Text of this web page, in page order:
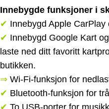
Innebygde funksjoner i
✔ Innebygd Apple CarPlay
✔ Innebygd Google Kart
laste ned ditt favoritt
butikken.
⇒ Wi-Fi-funksjon for
✔ Bluetooth-funksjon for
✔ To USB-porter for